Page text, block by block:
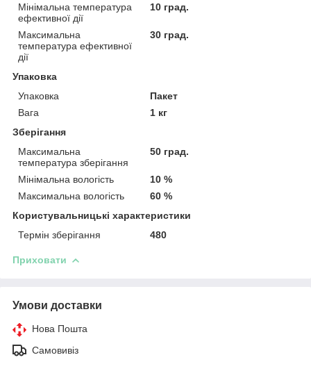
Мінімальна температура
ефективної дії
10 град.
Максимальна
температура ефективної
дії
30 град.
Упаковка
Упаковка
Пакет
Вага
1 кг
Зберігання
Максимальна
температура зберігання
50 град.
Мінімальна вологість
10 %
Максимальна вологість
60 %
Користувальницькі характеристики
Термін зберігання
480
Приховати
Умови доставки
Нова Пошта
Самовивіз